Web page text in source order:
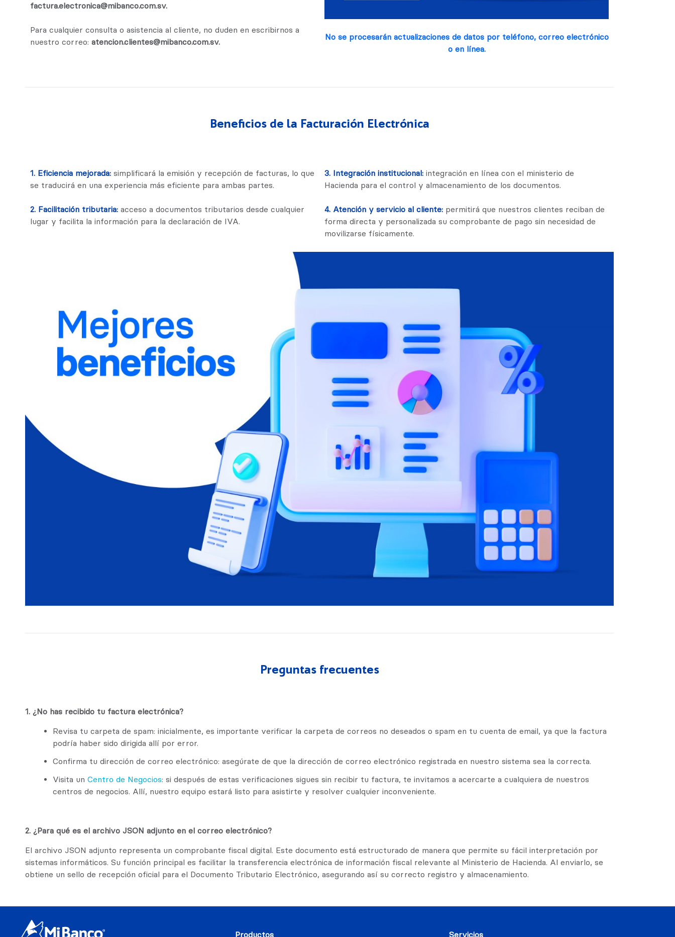
factura.electronica@mibanco.com.sv.
Para cualquier consulta o asistencia al cliente, no duden en escribirnos a
nuestro correo: atencion.clientes@mibanco.com.sv.
No se procesarán actualizaciones de datos por teléfono, correo electrónico
o en línea.
Beneficios de la Facturación Electrónica
1. Eficiencia mejorada: simplificará la emisión y recepción de facturas, lo que
se traducirá en una experiencia más eficiente para ambas partes.
2. Facilitación tributaria: acceso a documentos tributarios desde cualquier
lugar y facilita la información para la declaración de IVA.
3. Integración institucional: integración en línea con el ministerio de
Hacienda para el control y almacenamiento de los documentos.
4. Atención y servicio al cliente: permitirá que nuestros clientes reciban de
forma directa y personalizada su comprobante de pago sin necesidad de
movilizarse físicamente.
Preguntas frecuentes
1. ¿No has recibido tu factura electrónica?
Revisa tu carpeta de spam: inicialmente, es importante verificar la carpeta de correos no deseados o spam en tu cuenta de email, ya que la factura
podría haber sido dirigida allí por error.
Confirma tu dirección de correo electrónico: asegúrate de que la dirección de correo electrónico registrada en nuestro sistema sea la correcta.
Visita un Centro de Negocios: si después de estas verificaciones sigues sin recibir tu factura, te invitamos a acercarte a cualquiera de nuestros
centros de negocios. Allí, nuestro equipo estará listo para asistirte y resolver cualquier inconveniente.
2. ¿Para qué es el archivo JSON adjunto en el correo electrónico?
El archivo JSON adjunto representa un comprobante fiscal digital. Este documento está estructurado de manera que permite su fácil interpretación por
sistemas informáticos. Su función principal es facilitar la transferencia electrónica de información fiscal relevante al Ministerio de Hacienda. Al enviarlo, se
obtiene un sello de recepción oficial para el Documento Tributario Electrónico, asegurando así su correcto registro y almacenamiento.
Productos Servicios